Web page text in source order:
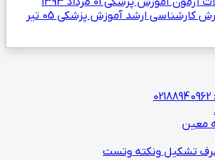
کارشناسی ارشد آموزش پزشکی
05 تیر
معین
تشکیل ونکته وتست